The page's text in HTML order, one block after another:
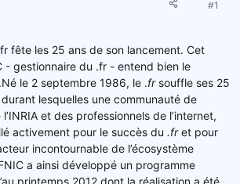
#1
fête les 25 ans de son lancement. Cet
- gestionnaire du .fr - entend bien le
le 2 septembre 1986, le .fr souffle ses 25
lesquelles une communauté de
et des professionnels de l’internet,
activement pour le succès du .fret pour
incontournable de l’écosystème
a ainsi développé un programme
printemps 2012 dont la réalisation a été